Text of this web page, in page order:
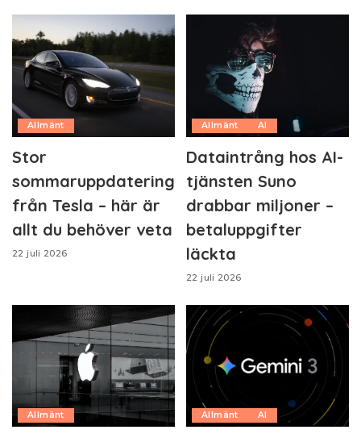
Allmänt
Stor
sommaruppdatering
från Tesla – här är
allt du behöver veta
22 juli 2026
Allmänt AI
Dataintrång hos AI-
tjänsten Suno
drabbar miljoner –
betaluppgifter
läckta
22 juli 2026
Allmänt Allmänt AI